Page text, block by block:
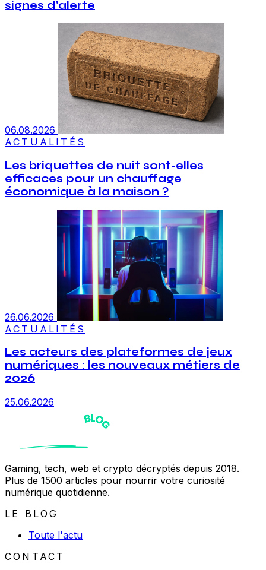
signes d'alerte
06.08.2026
ACTUALITÉS
Les briquettes de nuit sont-elles
efficaces pour un chauffage
économique à la maison ?
26.06.2026
ACTUALITÉS
Les acteurs des plateformes de jeux
numériques : les nouveaux métiers de
2026
25.06.2026
Gaming, tech, web et crypto décryptés depuis 2018.
Plus de 1500 articles pour nourrir votre curiosité
numérique quotidienne.
LE BLOG
Toute l'actu
CONTACT